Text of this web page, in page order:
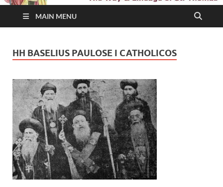
MAIN MENU
HH BASELIUS PAULOSE I CATHOLICOS